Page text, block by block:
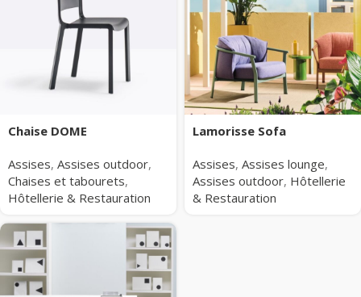
Chaise DOME
Assises, Assises outdoor,
Chaises et tabourets,
Hôtellerie & Restauration
Lamorisse Sofa
Assises, Assises lounge,
Assises outdoor, Hôtellerie
& Restauration